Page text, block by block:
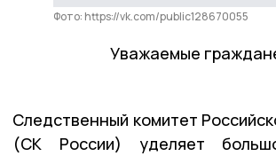
Фото: https://vk.com/public128670055
Уважаемые
Следственный комитет
(СК России) уделяет